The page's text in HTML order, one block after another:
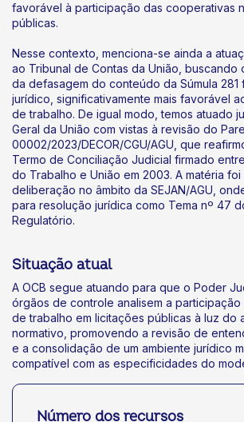
favorável à participação das cooperativas
públicas.
Nesse contexto, menciona-se ainda a
ao Tribunal de Contas da União, buscando
da defasagem do conteúdo da Súmula
jurídico, significativamente mais favorável
de trabalho. De igual modo, temos atuado
Geral da União com vistas à revisão do
00002/2023/DECOR/CGU/AGU, que
Termo de Conciliação Judicial firmado
do Trabalho e União em 2003. A matéria foi
deliberação no âmbito da SEJAN/AGU,
para resolução jurídica como Tema nº 47
Regulatório.
Situação atual
A OCB segue atuando para que o Poder
órgãos de controle analisem a
de trabalho em licitações públicas à luz do
normativo, promovendo a revisão de
e a consolidação de um ambiente jurídico
compatível com as especificidades do
Número dos recursos